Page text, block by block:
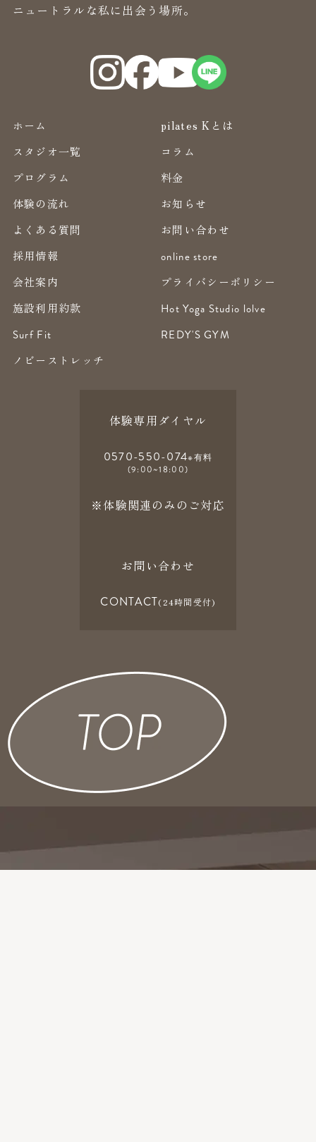
ニュートラルな私に出会う場所。
ホーム
pilates Kとは
スタジオ一覧
コラム
プログラム
料金
体験の流れ
お知らせ
よくある質問
お問い合わせ
採用情報
online store
会社案内
プライバシーポリシー
施設利用約款
Hot Yoga Studio lolve
Surf Fit
REDY'S GYM
ノビーストレッチ
体験専用ダイヤル
0570-550-074※有料
(9:00~18:00)
※体験関連のみのご対応
お問い合わせ
CONTACT(24時間受付)